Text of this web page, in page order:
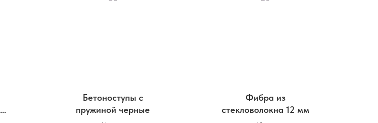
Бетоноступы с
пружиной черные
Фибра из
стекловолокна 12 мм